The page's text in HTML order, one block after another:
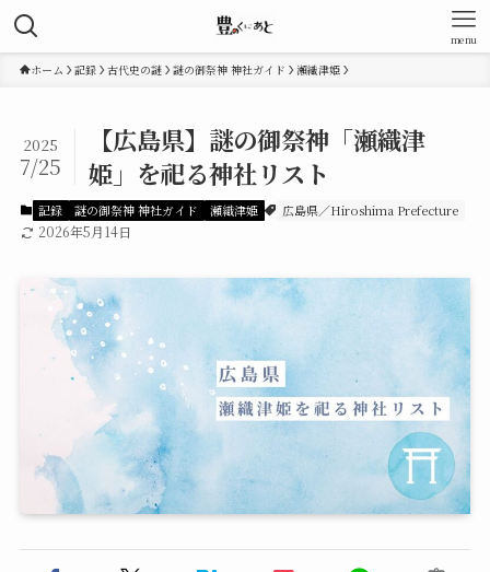
menu
ホーム 記録 古代史の謎 謎の御祭神 神社ガイド 瀬織津姫
【広島県】謎の御祭神「瀬織津
姫」を祀る神社リスト
2025
7/25
記録 謎の御祭神 神社ガイド 瀬織津姫 広島県／Hiroshima Prefecture
2026年5月14日